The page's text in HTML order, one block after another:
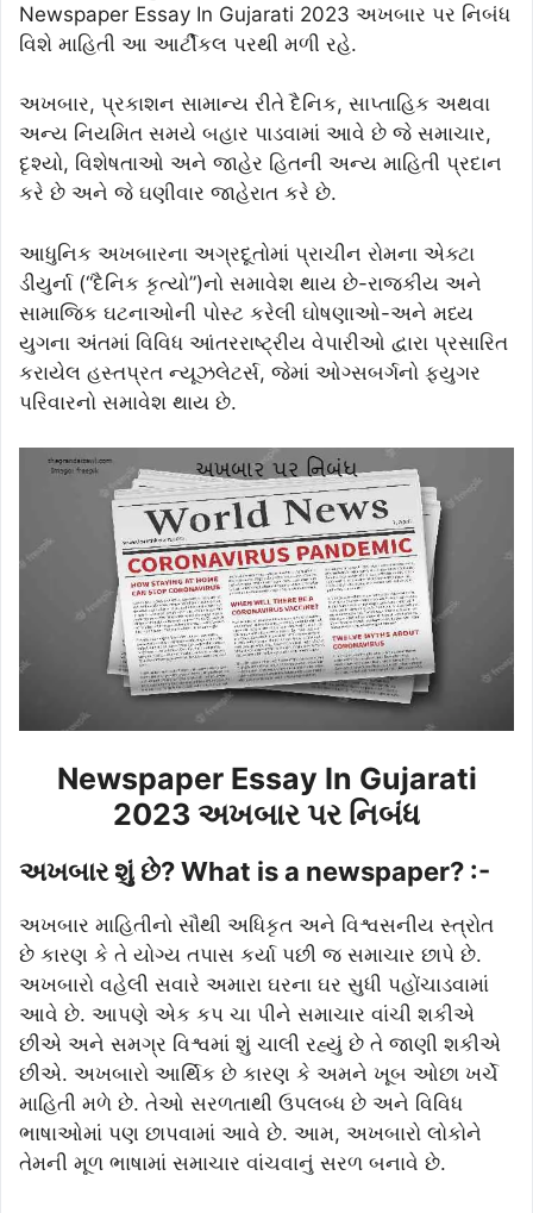
Newspaper Essay In Gujarati 2023 અખબાર પર નિબંધ
વિશે માહિતી આ આર્ટીકલ પરથી મળી રહે.
અખબાર, પ્રકાશન સામાન્ય રીતે દૈનિક, સાપ્તાહિક અથવા
અન્ય નિયમિત સમયે બહાર પાડવામાં આવે છે જે સમાચાર,
દૃશ્યો, વિશેષતાઓ અને જાહેર હિતની અન્ય માહિતી પ્રદાન
કરે છે અને જે ઘણીવાર જાહેરાત કરે છે.
આધુનિક અખબારના અગ્રદૂતોમાં પ્રાચીન રોમના એક્ટા
ડીયુર્ના (“દૈનિક કૃત્યો”)નો સમાવેશ થાય છે-રાજકીય અને
સામાજિક ઘટનાઓની પોસ્ટ કરેલી ઘોષણાઓ-અને મધ્ય
યુગના અંતમાં વિવિધ આંતરરાષ્ટ્રીય વેપારીઓ દ્વારા પ્રસારિત
કરાયેલ હસ્તપ્રત ન્યૂઝલેટર્સ, જેમાં ઓગ્સબર્ગનો ફ્યુગર
પરિવારનો સમાવેશ થાય છે.
Newspaper Essay In Gujarati
2023 અખબાર પર નિબંધ
અખબાર શું છે? What is a newspaper? :-
અખબાર માહિતીનો સૌથી અધિકૃત અને વિશ્વસનીય સ્ત્રોત
છે કારણ કે તે યોગ્ય તપાસ કર્યા પછી જ સમાચાર છાપે છે.
અખબારો વહેલી સવારે અમારા ઘરના ઘર સુધી પહોંચાડવામાં
આવે છે. આપણે એક કપ ચા પીને સમાચાર વાંચી શકીએ
છીએ અને સમગ્ર વિશ્વમાં શું ચાલી રહ્યું છે તે જાણી શકીએ
છીએ. અખબારો આર્થિક છે કારણ કે અમને ખૂબ ઓછા ખર્ચે
માહિતી મળે છે. તેઓ સરળતાથી ઉપલબ્ધ છે અને વિવિધ
ભાષાઓમાં પણ છાપવામાં આવે છે. આમ, અખબારો લોકોને
તેમની મૂળ ભાષામાં સમાચાર વાંચવાનું સરળ બનાવે છે.